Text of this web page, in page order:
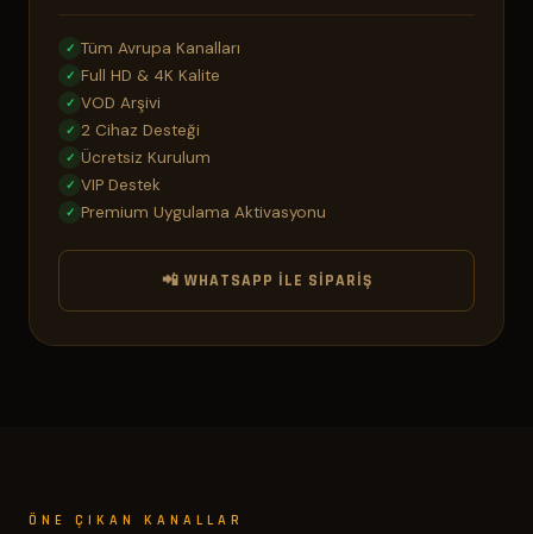
✓ Tüm Avrupa Kanalları
✓ Full HD & 4K Kalite
✓ VOD Arşivi
✓ 2 Cihaz Desteği
✓ Ücretsiz Kurulum
✓ VIP Destek
✓ Premium Uygulama Aktivasyonu
📲 WHATSAPP ILE SIPARIŞ
ÖNE ÇIKAN KANALLAR